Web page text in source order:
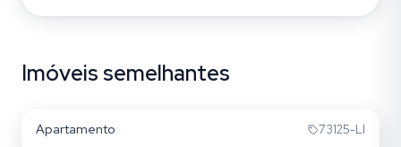
Imóveis semelhantes
Jardim Lindóia
Apartamento 73125-LI